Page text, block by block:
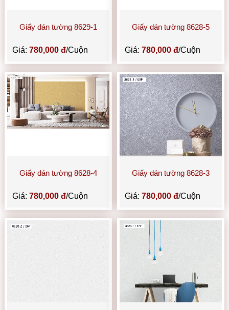
Giấy dán tường 8629-1
Giá:780,000 đ/Cuộn
Giấy dán tường 8628-5
Giá: 780,000 đ/Cuộn
Giấy dán tường 8628-4
Giá:780,000 đ/Cuộn
Giấy dán tường 8628-3
Giá: 780,000 đ/Cuộn